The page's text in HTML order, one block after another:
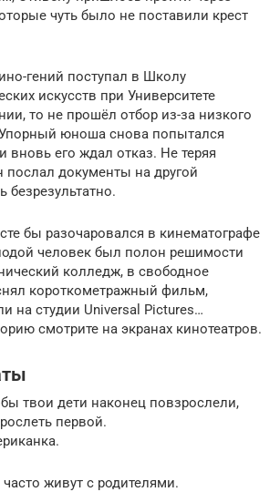
чуть было не поставили крест
гений поступал в Школу
искусств при Университете
то не прошёл отбор из-за низкого
юноша снова попытался
вновь его ждал отказ. Не теряя
документы на другой
безрезультатно.
бы разочаровался в кинематографе
человек был полон решимости
колледж, в свободное
короткометражный фильм,
на студии Universal Pictures…
смотрите на экранах кинотеатров.
твои дети наконец повзрослели,
первой.
живут с родителями.